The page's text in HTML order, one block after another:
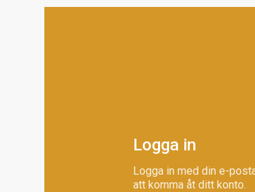
Logga in
Logga in med din e-
att komma åt ditt konto.